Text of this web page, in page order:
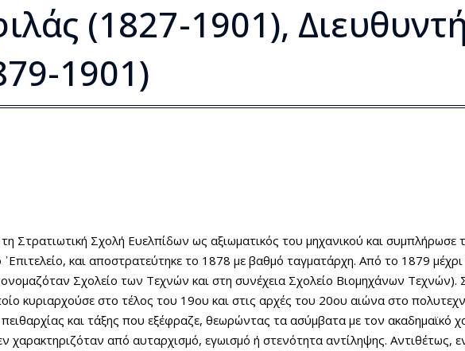
(1827-1901),
1901)
Στρατιωτική Σχολή Ευελπίδων ως αξιωματικός του μηχανικού και συμπλήρωσε
και αποστρατεύτηκε το 1878 με βαθμό ταγματάρχη. Από το 1879
Σχολείο των Τεχνών και στη συνέχεια Σχολείο Βιομηχάνων Τεχνών).
κυριαρχούσε στο τέλος του 19ου και στις αρχές του 20ου αιώνα στο
και τάξης που εξέφραζε, θεωρώντας τα ασύμβατα με τον ακαδημαϊκό
χαρακτηριζόταν από αυταρχισμό, εγωισμό ή στενότητα αντίληψης. Αντιθέτως,